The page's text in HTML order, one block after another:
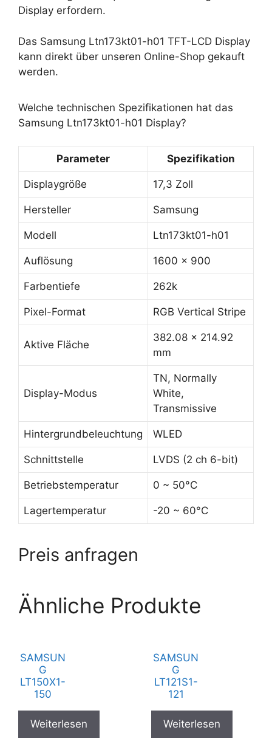
Display erfordern.
Das Samsung Ltn173kt01-h01 TFT-LCD Display
kann direkt über unseren Online-Shop gekauft
werden.
Welche technischen Spezifikationen hat das
Samsung Ltn173kt01-h01 Display?
Parameter Spezifikation
Displaygröße 17,3 Zoll
Hersteller Samsung
Modell Ltn173kt01-h01
Auflösung 1600 x 900
Farbentiefe 262k
Pixel-Format RGB Vertical Stripe
Aktive Fläche
382.08 x 214.92
mm
Display-Modus
TN, Normally
White,
Transmissive
Hintergrundbeleuchtung WLED
Schnittstelle LVDS (2 ch 6-bit)
Betriebstemperatur 0 ~ 50°C
Lagertemperatur -20 ~ 60°C
Preis anfragen
Ähnliche Produkte
SAMSUN
G
LT150X1-
150
Weiterlesen
SAMSUN
G
LT121S1-
121
Weiterlesen